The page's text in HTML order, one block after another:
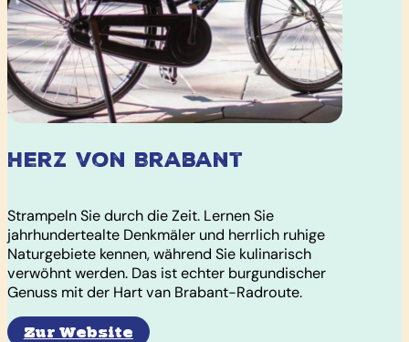
Herz von Brabant
Strampeln Sie durch die Zeit. Lernen Sie
jahrhundertealte Denkmäler und herrlich ruhige
Naturgebiete kennen, während Sie kulinarisch
verwöhnt werden. Das ist echter burgundischer
Genuss mit der Hart van Brabant-Radroute.
Zur Website